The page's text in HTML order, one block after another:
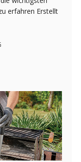
erfahren Erstellt